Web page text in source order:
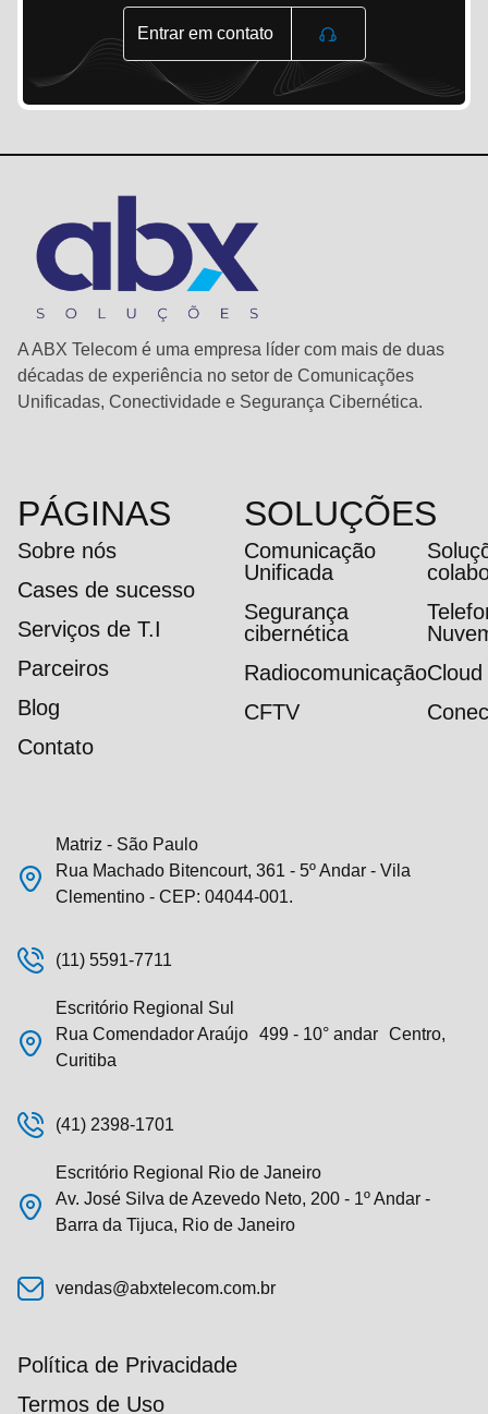
Entrar em contato
A ABX Telecom é uma empresa líder com mais de duas
décadas de experiência no setor de Comunicações
Unificadas, Conectividade e Segurança Cibernética.
PÁGINAS
Sobre nós
Cases de sucesso
Serviços de T.I
Parceiros
Blog
Contato
SOLUÇÕES
Comunicação
Unificada
Segurança
cibernética
RadiocomunicaçãoCloud
CFTV
Matriz - São Paulo
Rua Machado Bitencourt, 361 - 5º Andar - Vila
Clementino - CEP: 04044-001.
(11) 5591-7711
Escritório Regional Sul
Rua Comendador Araújo 499 - 10° andar Centro,
Curitiba
(41) 2398-1701
Escritório Regional Rio de Janeiro
Av. José Silva de Azevedo Neto, 200 - 1º Andar -
Barra da Tijuca, Rio de Janeiro
vendas@abxtelecom.com.br
Política de Privacidade
Termos de Uso